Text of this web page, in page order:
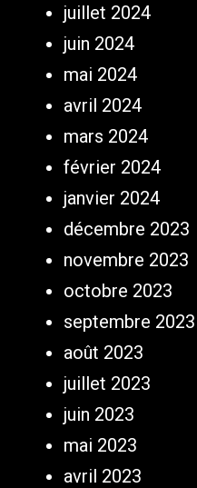
juillet 2024
juin 2024
mai 2024
avril 2024
mars 2024
février 2024
janvier 2024
décembre 2023
novembre 2023
octobre 2023
septembre 2023
août 2023
juillet 2023
juin 2023
mai 2023
avril 2023